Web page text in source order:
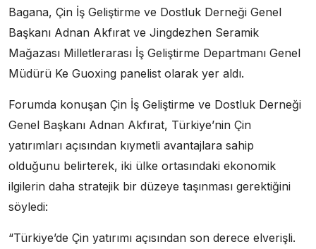
Bagana, Çin İş Geliştirme ve Dostluk Derneği Genel
Başkanı Adnan Akfırat ve Jingdezhen Seramik
Mağazası Milletlerarası İş Geliştirme Departmanı Genel
Müdürü Ke Guoxing panelist olarak yer aldı.
Forumda konuşan Çin İş Geliştirme ve Dostluk Derneği
Genel Başkanı Adnan Akfırat, Türkiye’nin Çin
yatırımları açısından kıymetli avantajlara sahip
olduğunu belirterek, iki ülke ortasındaki ekonomik
ilgilerin daha stratejik bir düzeye taşınması gerektiğini
söyledi:
“Türkiye’de Çin yatırımı açısından son derece elverişli.